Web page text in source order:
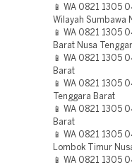
📱 WA 0821 1305
Wilayah Sumbawa
📱 WA 0821 1305
Barat Nusa
📱 WA 0821 1305
Barat
📱 WA 0821 1305
Tenggara Barat
📱 WA 0821 1305
Barat
📱 WA 0821 1305
Lombok Timur
📱 WA 0821 1305